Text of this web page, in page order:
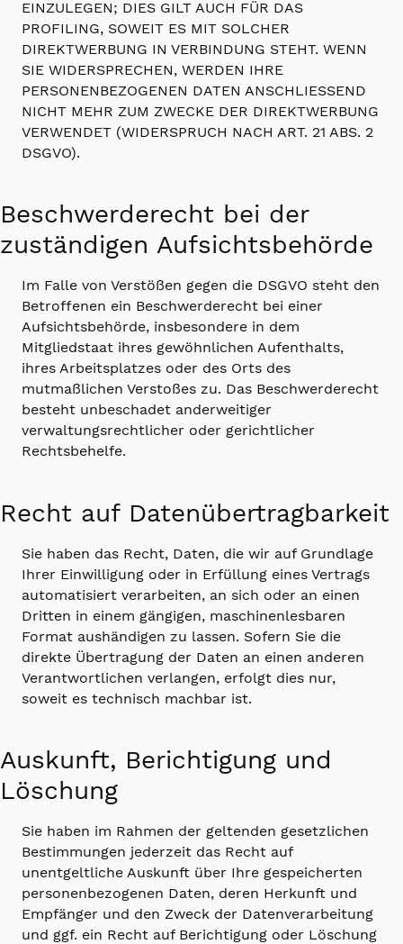
EINZULEGEN; DIES GILT AUCH FÜR DAS
PROFILING, SOWEIT ES MIT SOLCHER
DIREKTWERBUNG IN VERBINDUNG STEHT. WENN
SIE WIDERSPRECHEN, WERDEN IHRE
PERSONENBEZOGENEN DATEN ANSCHLIESSEND
NICHT MEHR ZUM ZWECKE DER DIREKTWERBUNG
VERWENDET (WIDERSPRUCH NACH ART. 21 ABS. 2
DSGVO).
Beschwerde­recht bei der
zuständigen Aufsichts­behörde
Im Falle von Verstößen gegen die DSGVO steht den
Betroffenen ein Beschwerderecht bei einer
Aufsichtsbehörde, insbesondere in dem
Mitgliedstaat ihres gewöhnlichen Aufenthalts,
ihres Arbeitsplatzes oder des Orts des
mutmaßlichen Verstoßes zu. Das Beschwerderecht
besteht unbeschadet anderweitiger
verwaltungsrechtlicher oder gerichtlicher
Rechtsbehelfe.
Recht auf Daten­übertrag­barkeit
Sie haben das Recht, Daten, die wir auf Grundlage
Ihrer Einwilligung oder in Erfüllung eines Vertrags
automatisiert verarbeiten, an sich oder an einen
Dritten in einem gängigen, maschinenlesbaren
Format aushändigen zu lassen. Sofern Sie die
direkte Übertragung der Daten an einen anderen
Verantwortlichen verlangen, erfolgt dies nur,
soweit es technisch machbar ist.
Auskunft, Berichtigung und
Löschung
Sie haben im Rahmen der geltenden gesetzlichen
Bestimmungen jederzeit das Recht auf
unentgeltliche Auskunft über Ihre gespeicherten
personenbezogenen Daten, deren Herkunft und
Empfänger und den Zweck der Datenverarbeitung
und ggf. ein Recht auf Berichtigung oder Löschung